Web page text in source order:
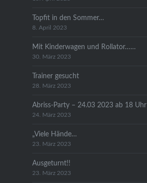
Topfit in den Sommer…
8. April 2023
Mit Kinderwagen und Rollator……
30. März 2023
Trainer gesucht
28. März 2023
Abriss-Party – 24.03 2023 ab 18 Uhr
24. März 2023
„Viele Hände…
23. März 2023
Ausgeturnt!!
23. März 2023